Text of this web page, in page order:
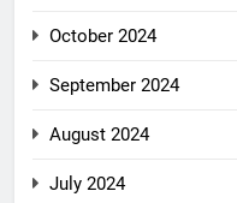
October 2024
September 2024
August 2024
July 2024